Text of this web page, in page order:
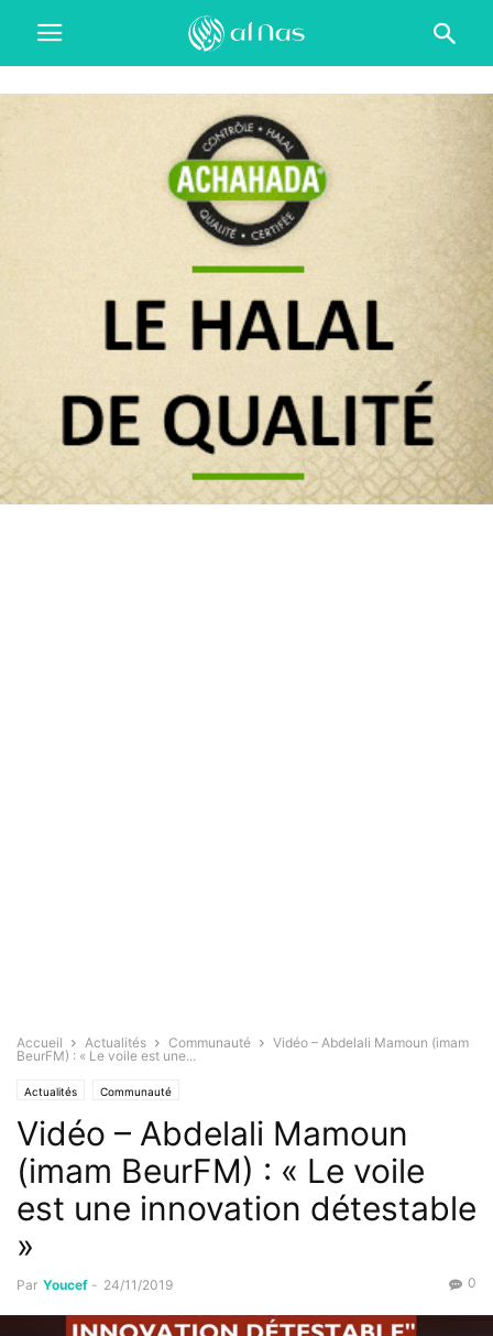
Accueil Actualités Communauté
Vidéo – Abdelali Mamoun (imam
BeurFM) : « Le voile est une...
Actualités Communauté
Vidéo – Abdelali Mamoun
(imam BeurFM) : « Le voile
est une innovation détestable
»
Par Youcef - 24/11/2019 0